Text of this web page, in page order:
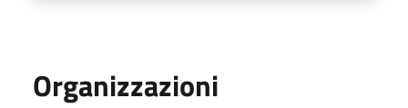
Organizzazioni